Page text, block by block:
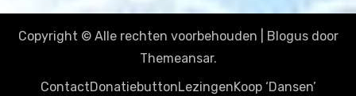
Copyright © Alle rechten voorbehouden Blogusdoor
Themeansar.
ContactDonatiebuttonLezingenKoop ‘Dansen’